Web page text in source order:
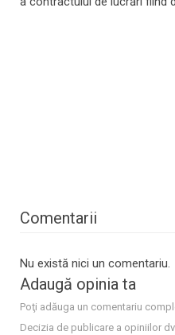
Comentarii
Nu există nici un comentariu.
Adaugă opinia ta
Poţi adăuga un comentariu
Decizia de publicare a opiniilor